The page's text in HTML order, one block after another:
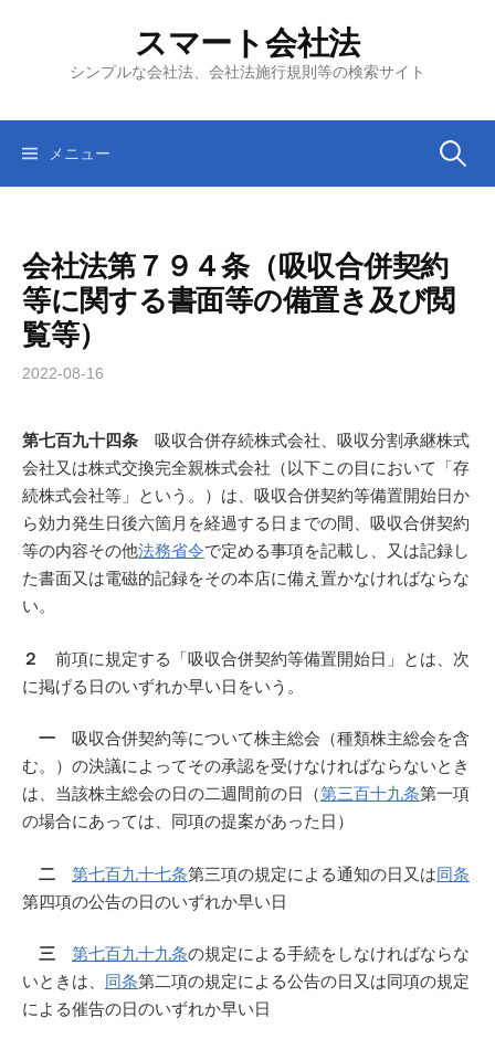
ツ
スマート会社法
シンプルな会社法、会社法施行規則等の検索サイト
メニュー 検
会社法第７９４条（吸収合併契約
等に関する書面等の備置き及び閲
覧等）
2022-08-16
第七百九十四条 吸収合併存続株式会社、吸収分割承継株式
会社又は株式交換完全親株式会社（以下この目において「存
続株式会社等」という。）は、吸収合併契約等備置開始日か
ら効力発生日後六箇月を経過する日までの間、吸収合併契約
等の内容その他法務省令で定める事項を記載し、又は記録し
た書面又は電磁的記録をその本店に備え置かなければならな
い。
２
前項に規定する「吸収合併契約等備置開始日」とは、次
に掲げる日のいずれか早い日をいう。
一 吸収合併契約等について株主総会（種類株主総会を含
む。）の決議によってその承認を受けなければならないとき
は、当該株主総会の日の二週間前の日（第三百十九条第一項
の場合にあっては、同項の提案があった日）
二 第七百九十七条第三項の規定による通知の日又は同条
第四項の公告の日のいずれか早い日
三 第七百九十九条の規定による手続をしなければならな
いときは、 同条第二項の規定による公告の日又は同項の規定
による催告の日のいずれか早い日